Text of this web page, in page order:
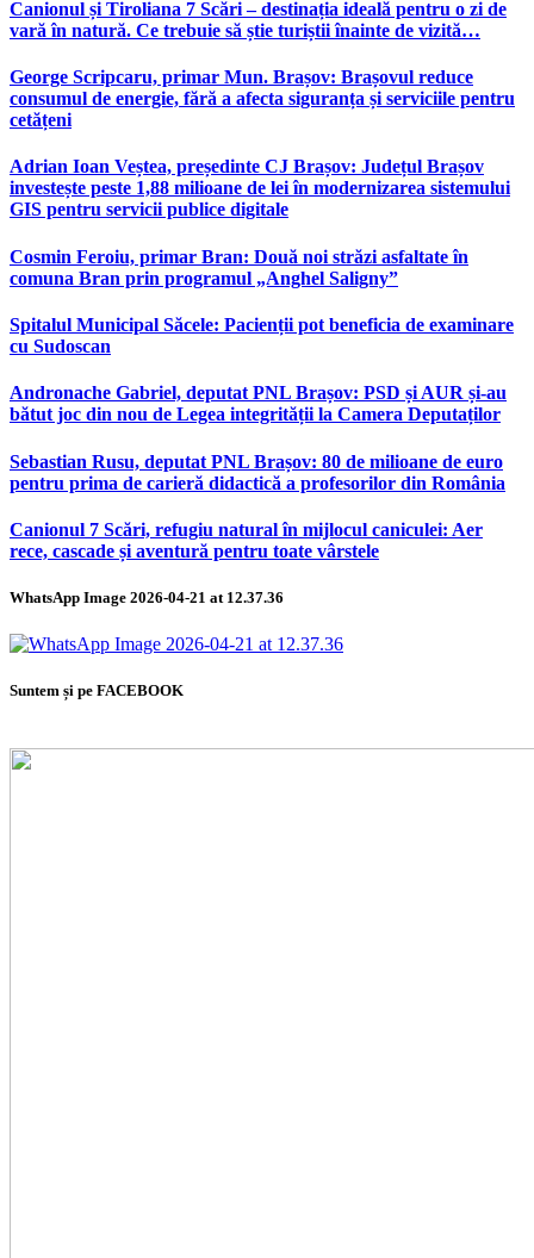
Canionul și Tiroliana 7 Scări – destinația ideală pentru o zi de
vară în natură. Ce trebuie să știe turiștii înainte de vizită…
George Scripcaru, primar Mun. Brașov: Brașovul reduce
consumul de energie, fără a afecta siguranța și serviciile pentru
cetățeni
Adrian Ioan Veștea, președinte CJ Brașov: Județul Brașov
investește peste 1,88 milioane de lei în modernizarea sistemului
GIS pentru servicii publice digitale
Cosmin Feroiu, primar Bran: Două noi străzi asfaltate în
comuna Bran prin programul „Anghel Saligny”
Spitalul Municipal Săcele: Pacienții pot beneficia de examinare
cu Sudoscan
Andronache Gabriel, deputat PNL Brașov: PSD și AUR și-au
bătut joc din nou de Legea integrității la Camera Deputaților
Sebastian Rusu, deputat PNL Brașov: 80 de milioane de euro
pentru prima de carieră didactică a profesorilor din România
Canionul 7 Scări, refugiu natural în mijlocul caniculei: Aer
rece, cascade și aventură pentru toate vârstele
WhatsApp Image 2026-04-21 at 12.37.36
Suntem și pe FACEBOOK